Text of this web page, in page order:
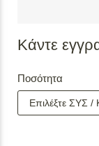
Κάντε
Ποσότητα